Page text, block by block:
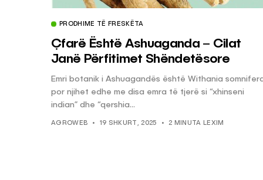
PRODHIME TË FRESKËTA
Çfarë Është Ashuaganda – Cilat
Janë Përfitimet Shëndetësore
Emri botanik i Ashuagandës është Withania
por njihet edhe me disa emra të tjerë si “xhinseni
indian” dhe “qershia...
AGROWEB 19 SHKURT, 2025 2 MINUTA LEXIM